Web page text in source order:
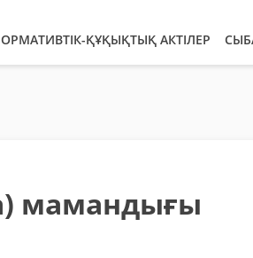
ҚҰҚЫҚТЫҚ АКТІЛЕР
мамандығы